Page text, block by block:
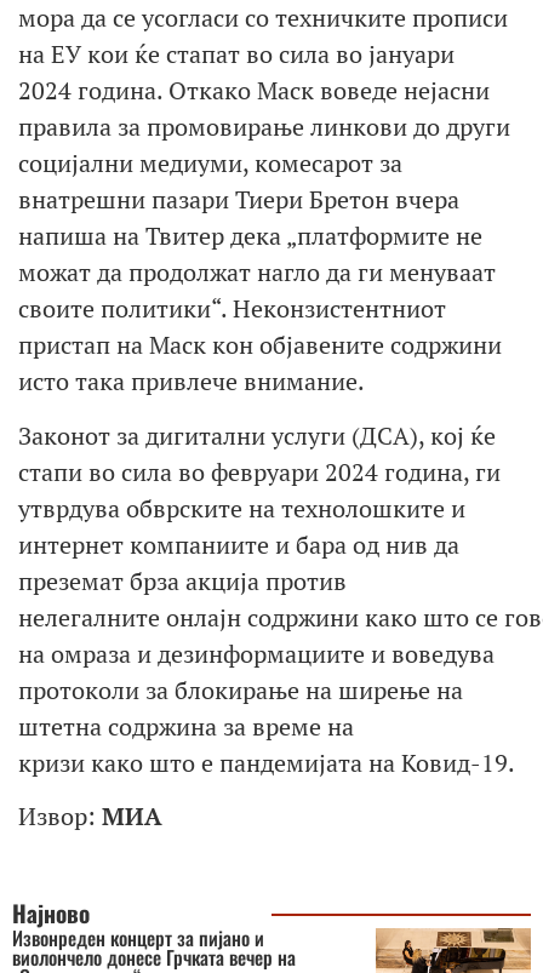
мора да се усогласи со техничките прописи
на ЕУ кои ќе стапат во сила во јануари
2024 година. Откако Маск воведе нејасни
правила за промовирање линкови до други
социјални медиуми, комесарот за
внатрешни пазари Тиери Бретон вчера
напиша на Твитер дека „платформите не
можат да продолжат нагло да ги менуваат
своите политики“. Неконзистентниот
пристап на Маск кон објавените содржини
исто така привлече внимание.
Законот за дигитални услуги (ДСА), кој ќе
стапи во сила во февруари 2024 година, ги
утврдува обврските на технолошките и
интернет компаниите и бара од нив да
преземат брза акција против
нелегалните онлајн содржини како што се
на омраза и дезинформациите и воведува
протоколи за блокирање на ширење на
штетна содржина за време на
кризи како што е пандемијата на Ковид-19.
Извор: МИА
Најново
Извонреден концерт за пијано и
виолончело донесе Грчката вечер на